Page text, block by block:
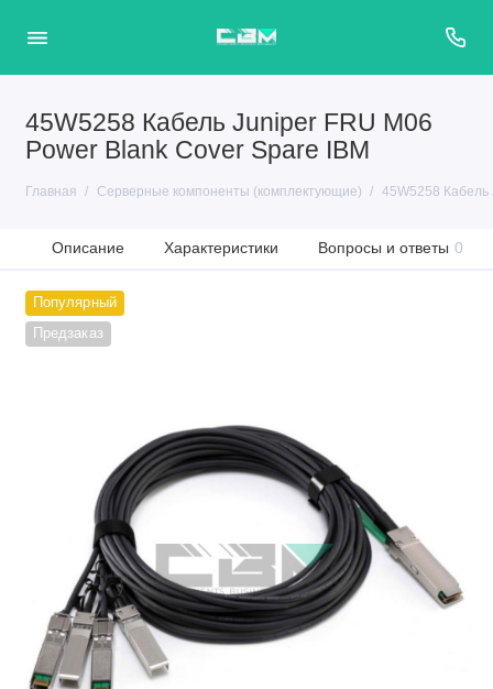
45W5258 Кабель Juniper FRU M06
Power Blank Cover Spare IBM
Главная Серверные компоненты (комплектующие) 45W5258 Кабель
Описание Характеристики Вопросы и ответы 0
Популярный
Предзаказ